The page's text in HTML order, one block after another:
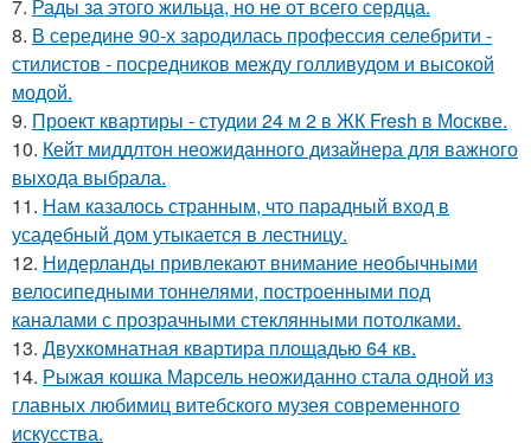
7. Рады за этого жильца, но не от всего сердца.
8. В середине 90-х зародилась профессия селебрити -
стилистов - посредников между голливудом и высокой
модой.
9. Проект квартиры - студии 24 м 2 в ЖК Fresh в Москве.
10. Кейт миддлтон неожиданного дизайнера для важного
выхода выбрала.
11. Нам казалось странным, что парадный вход в
усадебный дом утыкается в лестницу.
12. Нидерланды привлекают внимание необычными
велосипедными тоннелями, построенными под
каналами с прозрачными стеклянными потолками.
13. Двухкомнатная квартира площадью 64 кв.
14. Рыжая кошка Марсель неожиданно стала одной из
главных любимиц витебского музея современного
искусства.